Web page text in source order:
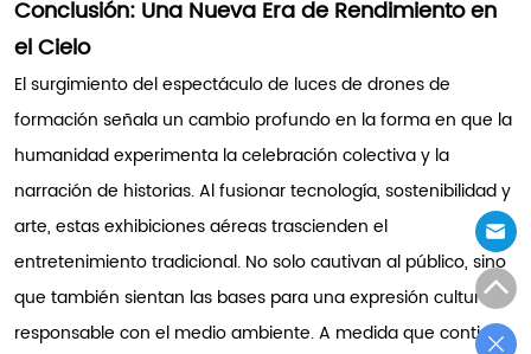
Conclusión: Una Nueva Era de Rendimiento en
el Cielo
El surgimiento del espectáculo de luces de drones de
formación señala un cambio profundo en la forma en que la
humanidad experimenta la celebración colectiva y la
narración de historias. Al fusionar tecnología, sostenibilidad y
arte, estas exhibiciones aéreas trascienden el
entretenimiento tradicional. No solo cautivan al público, sino
que también sientan las bases para una expresión cultural
responsable con el medio ambiente. A medida que continúe